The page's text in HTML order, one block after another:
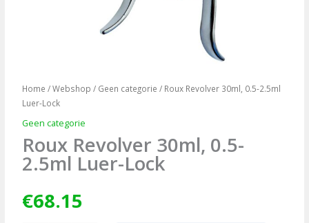
Home /Webshop / Geen categorie / Roux Revolver 30ml, 0.5-2.5ml
Luer-Lock
Geen categorie
Roux Revolver 30ml, 0.5-
2.5ml Luer-Lock
€68.15